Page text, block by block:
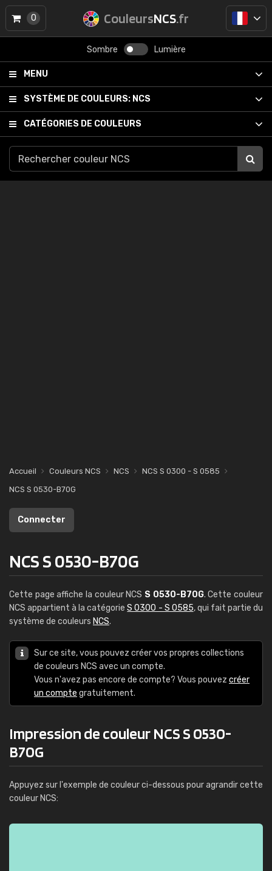
CouleursNCS.fr
Sombre Lumière
MENU
SYSTÈME DE COULEURS: NCS
CATÉGORIES DE COULEURS
0
Accueil Couleurs NCS NCS
NCS S 0300 - S 0585
NCS S 0530-B70G
Connecter
NCS S 0530-B70G
Cette page affiche la couleur NCS S 0530-B70G. Cette couleur
NCS appartient à la catégorieS 0300 - S 0585, qui fait partie du
système de couleurs NCS.
Sur ce site, vous pouvez créer vos propres collections
de couleurs NCS avec un compte.
Vous n'avez pas encore de compte? Vous pouvez créer
un compte gratuitement.
Impression de couleur NCS S 0530-
B70G
Appuyez sur l'exemple de couleur ci-dessous pour agrandir cette
couleur NCS: